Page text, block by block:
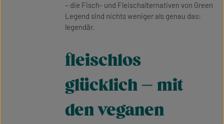
– die Fisch- und Fleischalternativen von Green
Legend sind nichts weniger als genau das:
legendär.
fleischlos
glücklich – mit
den veganen